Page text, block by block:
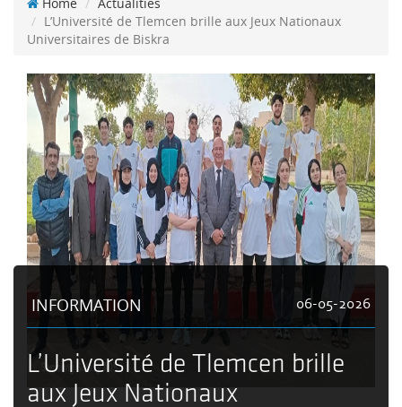
L’Université de Tlemcen brille aux Jeux Nationaux
Universitaires de Biskra
INFORMATION 06-05-2026
L’Université de Tlemcen brille
aux Jeux Nationaux